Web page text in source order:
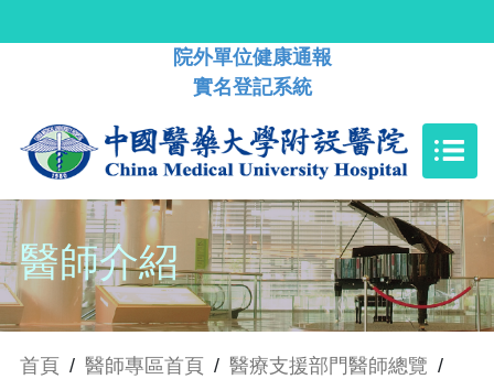
院外單位健康通報
實名登記系統
醫師介紹
首頁 / 醫師專區首頁 / 醫療支援部門醫師總覽 /